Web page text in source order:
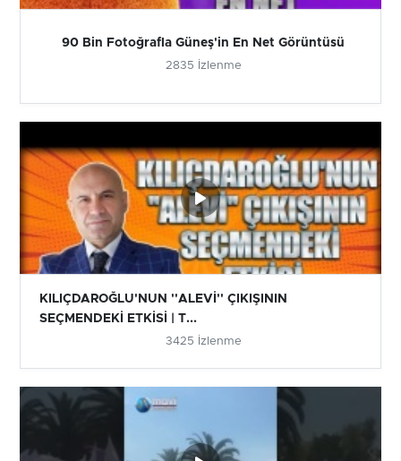
90 Bin Fotoğrafla Güneş'in En Net Görüntüsü
2835 İzlenme
KILIÇDAROĞLU'NUN ''ALEVİ'' ÇIKIŞININ
SEÇMENDEKİ ETKİSİ | T...
3425 İzlenme